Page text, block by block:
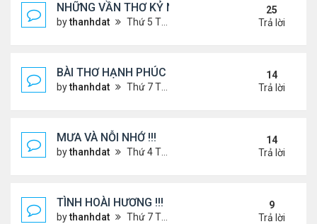
NHỮNG VẦN THƠ KỶ NIỆM !!!
bythanhdat Thứ 5 Tháng 7 18, 2024 9:14 am
25
Trả lời
BÀI THƠ HẠNH PHÚC !!!
bythanhdat Thứ 7 Tháng 7 20, 2024 2:25 pm
14
Trả lời
MƯA VÀ NỖI NHỚ !!!
bythanhdat Thứ 4 Tháng 7 10, 2024 8:41 am
14
Trả lời
TÌNH HOÀI HƯƠNG !!!
bythanhdat Thứ 7 Tháng 2 22, 2025 1:32 pm
9
Trả lời